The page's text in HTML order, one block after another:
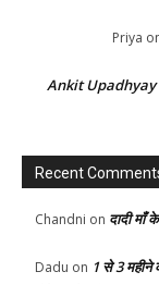
Priya
Ankit Upadhyay
Recent
Chandni on दादी
Dadu on 1 से 3